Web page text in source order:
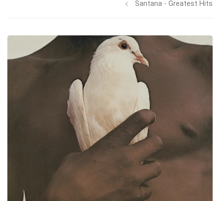
Santana - Greatest Hits